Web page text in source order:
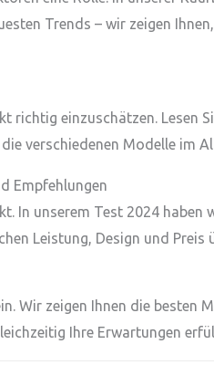
Trends – wir zeigen
einzuschätzen. Lesen
verschiedenen Modelle im
Empfehlungen
In unserem Test 2024
Leistung, Design und Preis
Wir zeigen Ihnen die besten
Ihre Erwartungen